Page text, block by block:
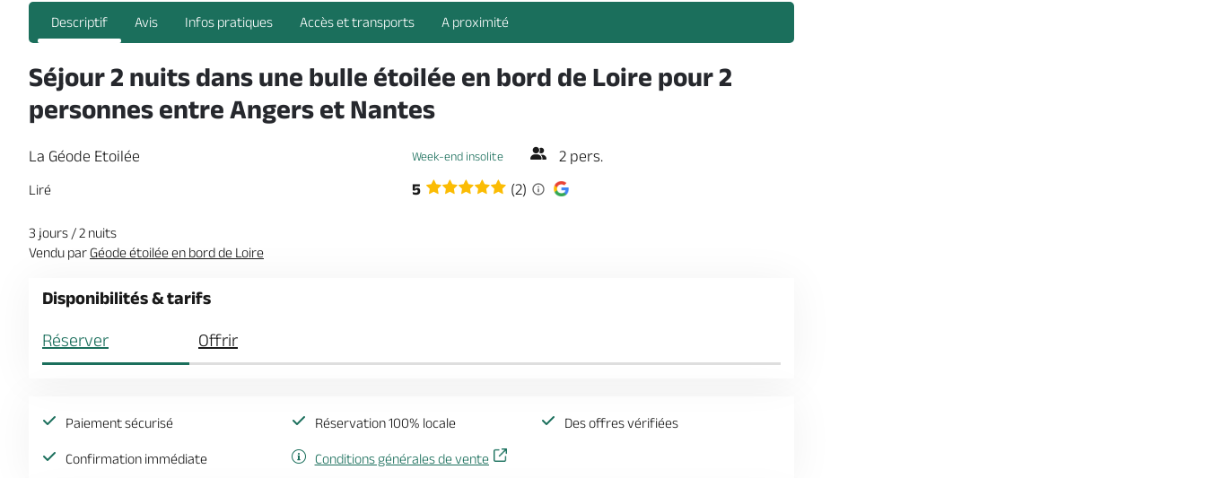
Descriptif Avis Infos pratiques Accès et transports A proximité
Séjour 2 nuits dans une bulle étoilée en bord de Loire pour 2
personnes entre Angers et Nantes
La Géode Etoilée Week-end insolite 2 pers.
Liré 5 (2)
3 jours / 2 nuits
Vendu parGéode étoilée en bord de Loire
Disponibilités & tarifs
Réserver Offrir
Paiement sécurisé Réservation 100% locale Des offres vérifiées
Confirmation immédiate Conditions générales de vente